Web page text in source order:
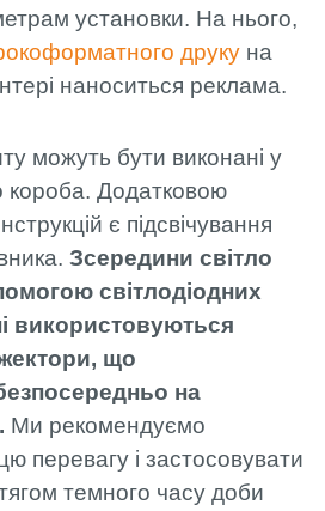
установки. На нього,
друку на
наноситься реклама.
можуть бути виконані у
короба. Додатковою
є підсвічування
Зсередини світло
світлодіодних
використовуються
що
на
Ми рекомендуємо
перевагу і застосовувати
темного часу доби